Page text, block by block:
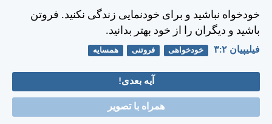
خودخواه نباشيد و برای خودنمايی زندگی نكنيد. فروتن
باشيد و ديگران را از خود بهتر بدانيد.
فيليپیان ۲:‏۳ خودخواهی فروتنی همسایه
آیه بعدی!
همراه با تصویر